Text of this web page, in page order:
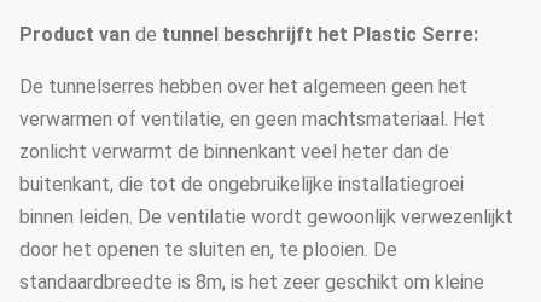
Product van de tunnel beschrijft het Plastic Serre:
De tunnelserres hebben over het algemeen geen het
verwarmen of ventilatie, en geen machtsmateriaal. Het
zonlicht verwarmt de binnenkant veel heter dan de
buitenkant, die tot de ongebruikelijke installatiegroei
binnen leiden. De ventilatie wordt gewoonlijk verwezenlijkt
door het openen te sluiten en, te plooien. De
standaardbreedte is 8m, is het zeer geschikt om kleine